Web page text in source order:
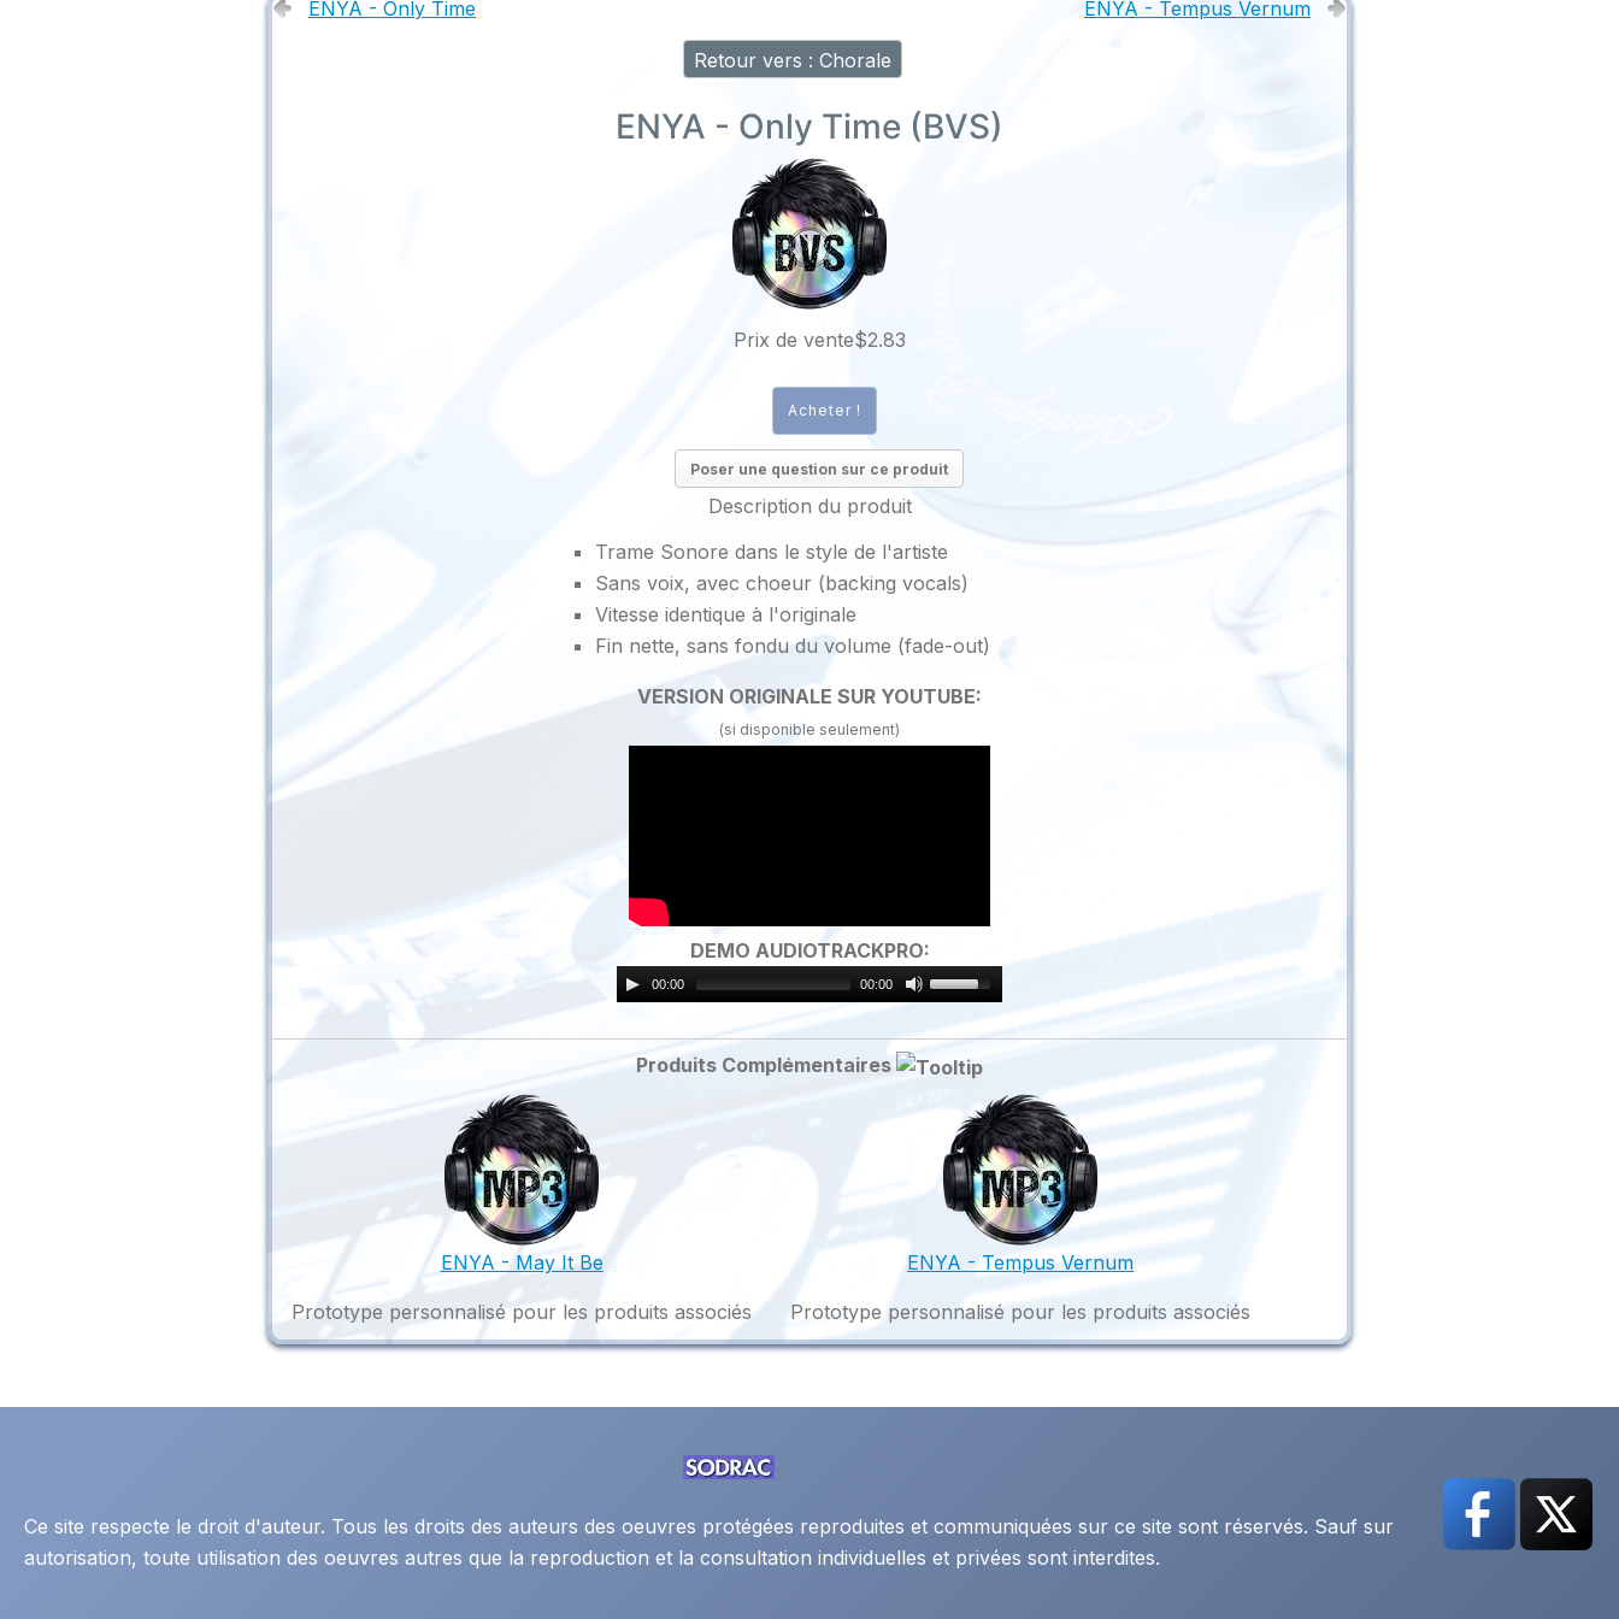
ENYA - Only Time
ENYA - Tempus Vernum
Retour vers : Chorale
ENYA - Only Time (BVS)
Prix ​​de vente$2.83
Poser une question sur ce produit
Description du produit
Trame Sonore dans le style de l'artiste
Sans voix, avec choeur (backing vocals)
Vitesse identique à l'originale
Fin nette, sans fondu du volume (fade-out)
VERSION ORIGINALE SUR YOUTUBE:
(si disponible seulement)
DEMO AUDIOTRACKPRO:
00:00 00:00
Produits Complémentaires
ENYA - May It Be
Prototype personnalisé pour les produits associés
ENYA - Tempus Vernum
Prototype personnalisé pour les produits associés
Ce site respecte le droit d'auteur. Tous les droits des auteurs des oeuvres protégées reproduites et communiquées sur ce site sont réservés. Sauf sur
autorisation, toute utilisation des oeuvres autres que la reproduction et la consultation individuelles et privées sont interdites.